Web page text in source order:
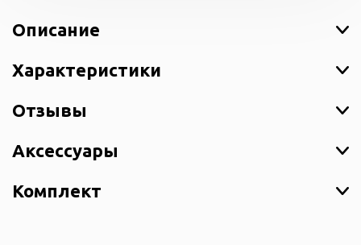
Описание
Характеристики
Отзывы
Аксессуары
Комплект